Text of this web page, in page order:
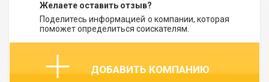
Желаете оставить отзыв?
Поделитесь информацией о компании, которая
поможет определиться соискателям.
ДОБАВИТЬ КОМПАНИЮ